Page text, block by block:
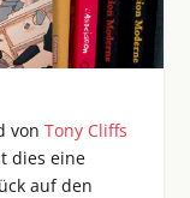
vonTony Cliffs
dies eine
auf den